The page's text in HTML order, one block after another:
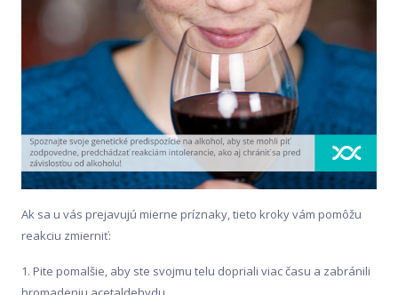
Ak sa u vás prejavujú mierne príznaky, tieto kroky vám pomôžu
reakciu zmierniť:
1. Pite pomalšie, aby ste svojmu telu dopriali viac času a zabránili